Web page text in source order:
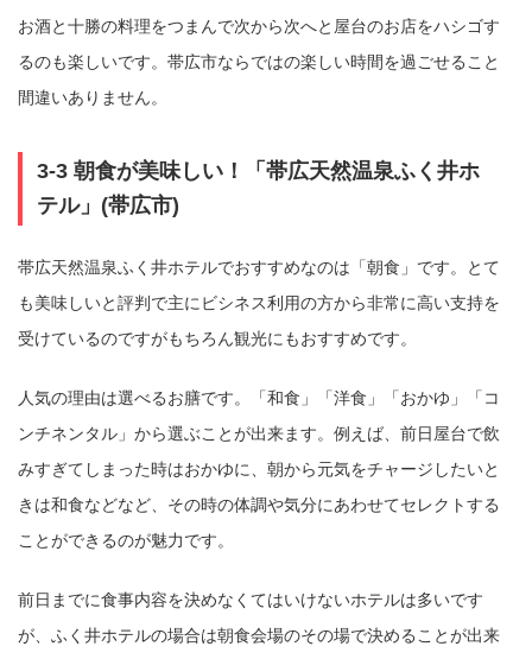
お酒と十勝の料理をつまんで次から次へと屋台のお店をハシゴす
るのも楽しいです。帯広市ならではの楽しい時間を過ごせること
間違いありません。
3-3 朝食が美味しい！「帯広天然温泉ふく井ホ
テル」(帯広市)
帯広天然温泉ふく井ホテルでおすすめなのは「朝食」です。とて
も美味しいと評判で主にビシネス利用の方から非常に高い支持を
受けているのですがもちろん観光にもおすすめです。
人気の理由は選べるお膳です。「和食」「洋食」「おかゆ」「コ
ンチネンタル」から選ぶことが出来ます。例えば、前日屋台で飲
みすぎてしまった時はおかゆに、朝から元気をチャージしたいと
きは和食などなど、その時の体調や気分にあわせてセレクトする
ことができるのが魅力です。
前日までに食事内容を決めなくてはいけないホテルは多いです
が、ふく井ホテルの場合は朝食会場のその場で決めることが出来